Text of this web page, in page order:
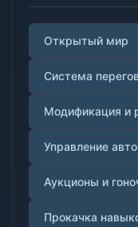
Открытый мир
Система
Модификация и
Управление
Аукционы и
Прокачка